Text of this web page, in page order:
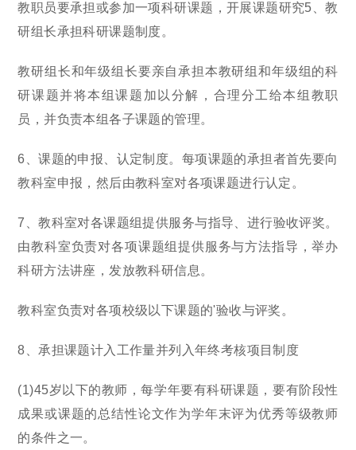
教职员要承担或参加一项科研课题，开展课题研究5、教
研组长承担科研课题制度。
教研组长和年级组长要亲自承担本教研组和年级组的科
研课题并将本组课题加以分解，合理分工给本组教职
员，并负责本组各子课题的管理。
6、课题的申报、认定制度。每项课题的承担者首先要向
教科室申报，然后由教科室对各项课题进行认定。
7、教科室对各课题组提供服务与指导、进行验收评奖。
由教科室负责对各项课题组提供服务与方法指导，举办
科研方法讲座，发放教科研信息。
教科室负责对各项校级以下课题的'验收与评奖。
8、承担课题计入工作量并列入年终考核项目制度
(1)45岁以下的教师，每学年要有科研课题，要有阶段性
成果或课题的总结性论文作为学年末评为优秀等级教师
的条件之一。